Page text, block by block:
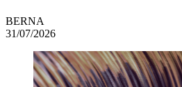
BERNA
31/07/2026